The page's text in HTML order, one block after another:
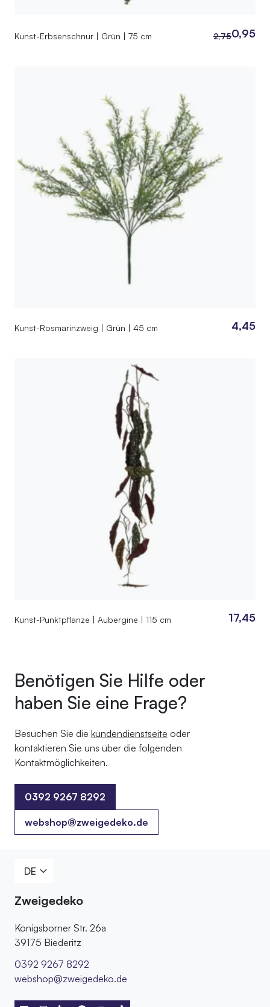
Kunst-Erbsenschnur | Grün | 75 cm 2,750,95
Kunst-Rosmarinzweig | Grün | 45 cm 4,45
Kunst-Punktpflanze | Aubergine | 115 cm 17,45
Benötigen Sie Hilfe oder
haben Sie eine Frage?
Besuchen Sie die kundendienstseite oder
kontaktieren Sie uns über die folgenden
Kontaktmöglichkeiten.
0392 9267 8292
0392 9267 8292
webshop@zweigedeko.de
Zweigedeko
Königsborner Str. 26a
39175 Biederitz
0392 9267 8292
webshop@zweigedeko.de